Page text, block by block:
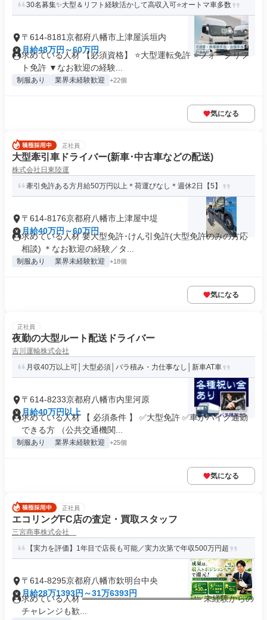
30名募集✨大型＆リフト経験活かして高収入可⭐オートマ車多数
〒614-8181京都府八幡市上津屋浜垣内
月給48万円～60万円
求めている人材 【必須資格】 ⭐大型運転免許 ⭐フォークリフ
ト免許 ▼なお歓迎の経験...
制服あり 業界未経験歓迎 +22個
気になる
正社員
大型牽引車ドライバー(新車･中古車などの配送)
株式会社日東陸運
牽引免許ある方月給50万円以上＊荷運びなし＊週休2日【5】
〒614-8176京都府八幡市上津屋中堤
月給40万円～60万円
求めている人材 要大型免許･けん引免許(大型免許のみの方応
相談) ＊なお歓迎の経験／タ...
制服あり 業界未経験歓迎 +18個
気になる
正社員
夜勤の大型ルート配送ドライバー
吉川運輸株式会社
月収40万以上可│大型必須│バラ積み・力仕事なし│新車AT車
〒614-8233京都府八幡市内里河原
月給40万円以上
求めている人材 【 必須条件 】 ✅大型免許 ✅車かバイク通勤
できる方 （公共交通機関...
制服あり 業界未経験歓迎 +25個
気になる
正社員
エコリングFC店の査定・買取スタッフ
三宮商事株式会社
【実力を評価】1年目で店長も可能／実力次第で年収500万円超
〒614-8295京都府八幡市欽明台中央
月給28万1393円～31万6393円
求めている人材 ════════════════════ 未経験からの
チャレンジも歓...